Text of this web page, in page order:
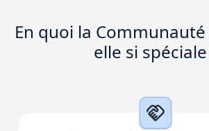
Institutions Publiques
En quoi la
elle si spéciale